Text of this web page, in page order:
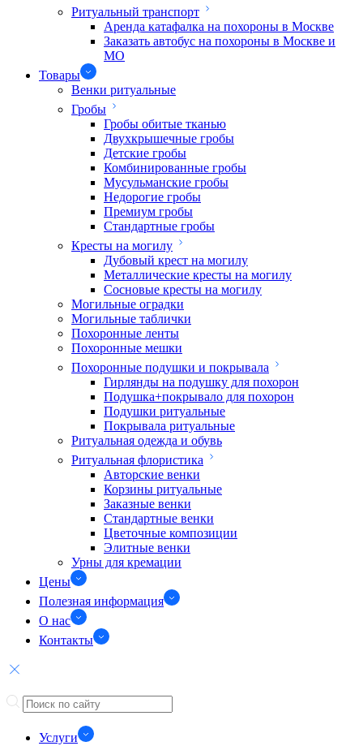
Ритуальный транспорт
Аренда катафалка на похороны в Москве
Заказать автобус на похороны в Москве и
МО
Товары
Венки ритуальные
Гробы
Гробы обитые тканью
Двухкрышечные гробы
Детские гробы
Комбинированные гробы
Мусульманские гробы
Недорогие гробы
Премиум гробы
Стандартные гробы
Кресты на могилу
Дубовый крест на могилу
Металлические кресты на могилу
Сосновые кресты на могилу
Могильные оградки
Могильные таблички
Похоронные ленты
Похоронные мешки
Похоронные подушки и покрывала
Гирлянды на подушку для похорон
Подушка+покрывало для похорон
Подушки ритуальные
Покрывала ритуальные
Ритуальная одежда и обувь
Ритуальная флористика
Авторские венки
Корзины ритуальные
Заказные венки
Стандартные венки
Цветочные композиции
Элитные венки
Урны для кремации
Цены
Полезная информация
О нас
Контакты
Услуги